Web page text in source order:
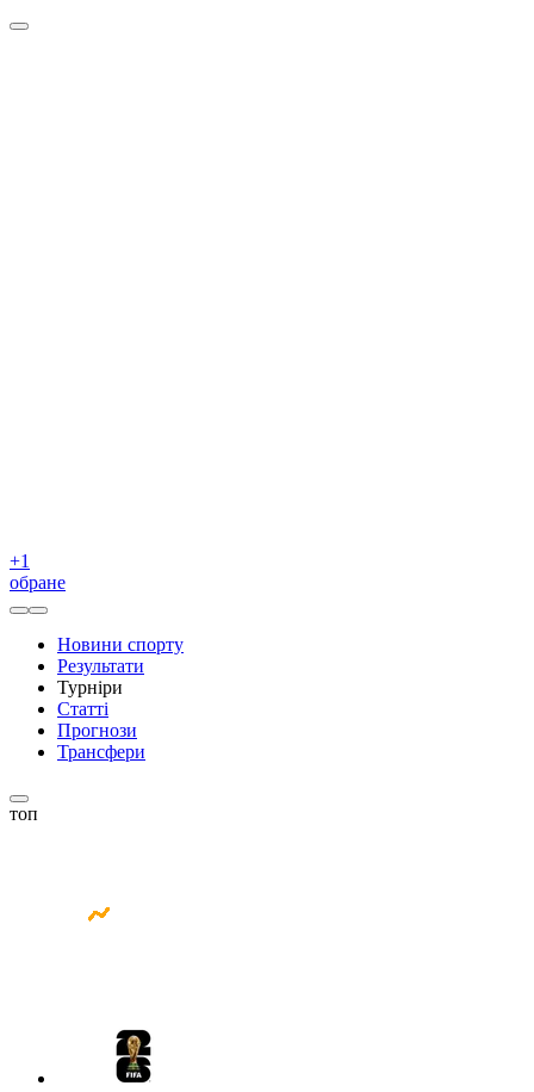
+1
обране
Новини спорту
Результати
Турніри
Статті
Прогнози
Трансфери
топ